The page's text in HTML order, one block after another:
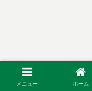
メニュー ホーム